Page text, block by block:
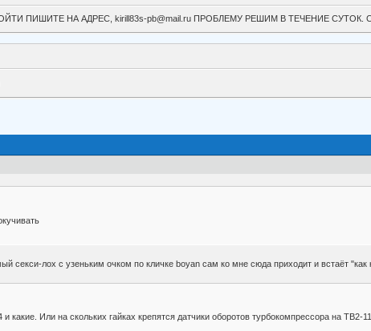
ПИШИТЕ НА АДРЕС, kirill83s-pb@mail.ru ПРОБЛЕМУ РЕШИМ В ТЕЧЕНИЕ
секси-лох с узеньким очком по кличке boyan сам ко мне сюда приходит и встаёт
какие. Или на скольких гайках крепятся датчики оборотов турбокомпрессора на ТВ2-